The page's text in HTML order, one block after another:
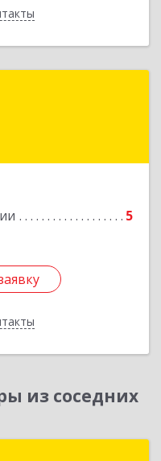
5
из соседних